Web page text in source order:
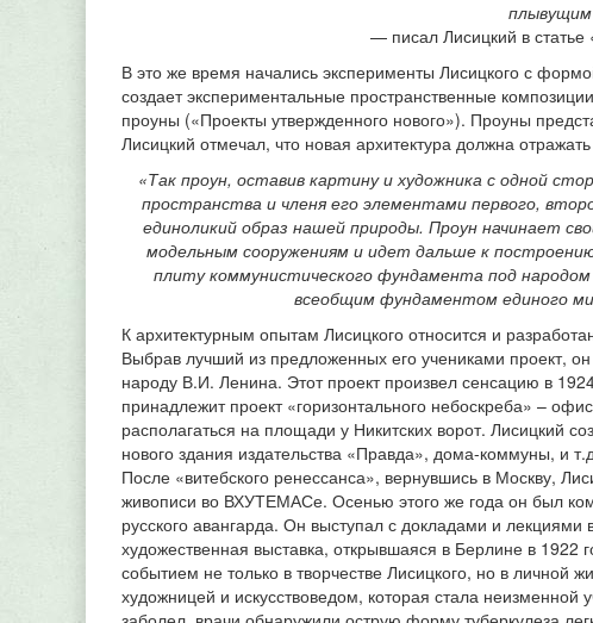
— писал Лисицкий в статье
В это же время начались эксперименты Лисицкого с
создает экспериментальные пространственные
проуны («Проекты утвержденного нового»). Проуны
Лисицкий отмечал, что новая архитектура должна
«Так проун, оставив картину и художника с одной
пространства и членя его элементами первого,
единоликий образ нашей природы. Проун начинает
модельным сооружениям и идет дальше к
плиту коммунистического фундамента под
всеобщим фундаментом единого
К архитектурным опытам Лисицкого относится и
Выбрав лучший из предложенных его учениками проект,
народу В.И. Ленина. Этот проект произвел сенсацию в
принадлежит проект «горизонтального небоскреба» –
располагаться на площади у Никитских ворот. Лисицкий
нового здания издательства «Правда», дома-коммуны, и
После «витебского ренессанса», вернувшись в Москву,
живописи во ВХУТЕМАСе. Осенью этого же года он был
русского авангарда. Он выступал с докладами и
художественная выставка, открывшаяся в Берлине в
событием не только в творчестве Лисицкого, но в
художницей и искусствоведом, которая стала